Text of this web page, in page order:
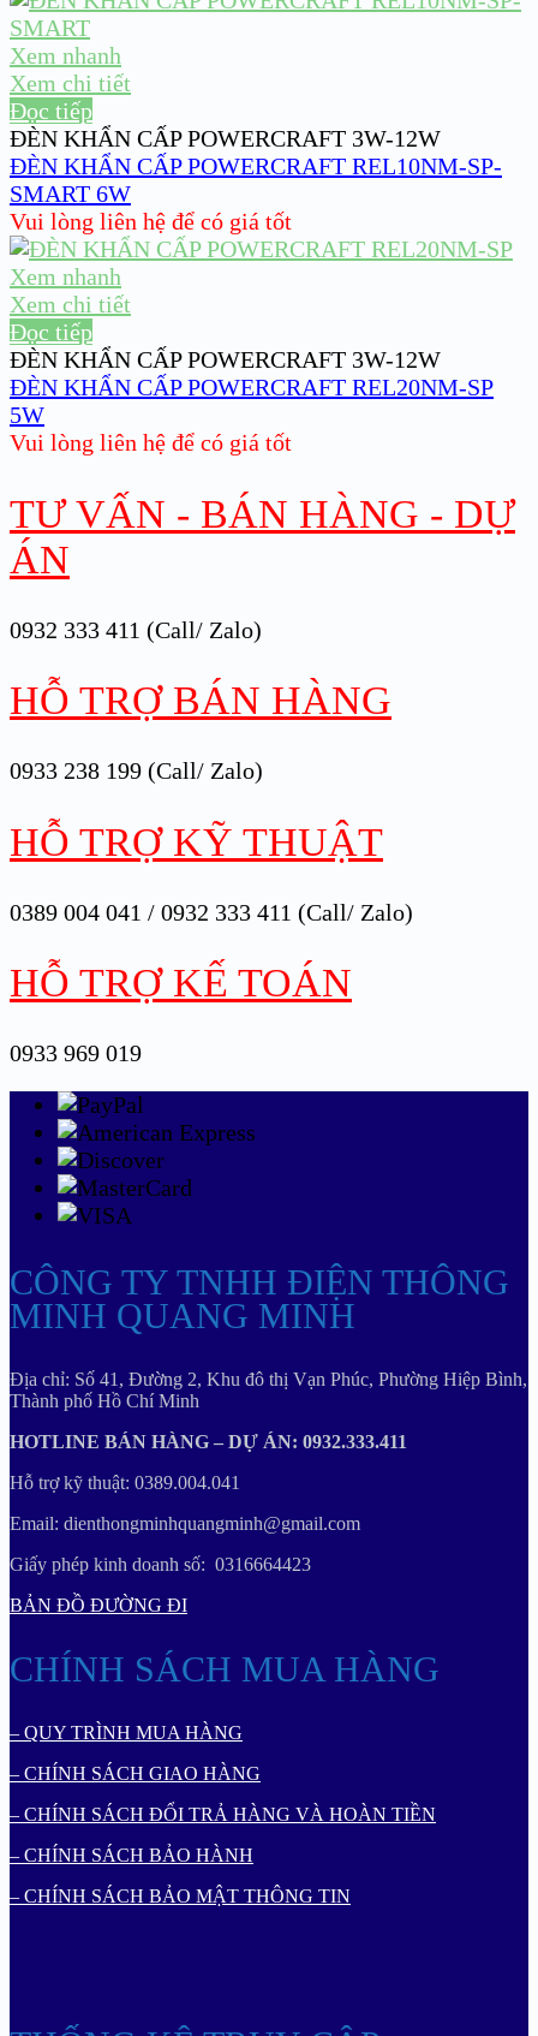
Xem nhanh
Xem chi tiết
Đọc tiếp
ĐÈN KHẨN CẤP POWERCRAFT 3W-12W
ĐÈN KHẨN CẤP POWERCRAFT REL10NM-SP-
SMART 6W
Vui lòng liên hệ để có giá tốt
Xem nhanh
Xem chi tiết
Đọc tiếp
ĐÈN KHẨN CẤP POWERCRAFT 3W-12W
ĐÈN KHẨN CẤP POWERCRAFT REL20NM-SP
5W
Vui lòng liên hệ để có giá tốt
TƯ VẤN - BÁN HÀNG - DỰ
ÁN
0932 333 411 (Call/ Zalo)
HỖ TRỢ BÁN HÀNG
0933 238 199 (Call/ Zalo)
HỖ TRỢ KỸ THUẬT
0389 004 041 / 0932 333 411 (Call/ Zalo)
HỖ TRỢ KẾ TOÁN
0933 969 019
CÔNG TY TNHH ĐIỆN THÔNG
MINH QUANG MINH
Địa chỉ: Số 41, Đường 2, Khu đô thị Vạn Phúc, Phường Hiệp Bình,
Thành phố Hồ Chí Minh
HOTLINE BÁN HÀNG – DỰ ÁN: 0932.333.411
Hỗ trợ kỹ thuật: 0389.004.041
Email: dienthongminhquangminh@gmail.com
Giấy phép kinh doanh số: 0316664423
BẢN ĐỒ ĐƯỜNG ĐI
CHÍNH SÁCH MUA HÀNG
– QUY TRÌNH MUA HÀNG
– CHÍNH SÁCH GIAO HÀNG
– CHÍNH SÁCH ĐỔI TRẢ HÀNG VÀ HOÀN TIỀN
– CHÍNH SÁCH BẢO HÀNH
– CHÍNH SÁCH BẢO MẬT THÔNG TIN